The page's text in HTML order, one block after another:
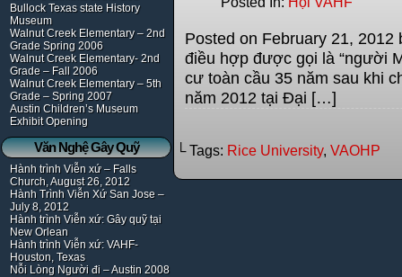
Bullock Texas state History
Museum
Walnut Creek Elementary – 2nd
Grade Spring 2006
Walnut Creek Elementary- 2nd
Grade – Fall 2006
Walnut Creek Elementary – 5th
Grade – Spring 2007
Austin Children’s Museum
Exhibit Opening
Văn Nghệ Gây Quỹ
Hành trình Viễn xứ – Falls
Church, August 26, 2012
Hành Trình Viễn Xứ San Jose –
July 8, 2012
Hành trình Viễn xứ: Gây quỹ tại
New Orlean
Hành trình Viễn xứ: VAHF-
Houston, Texas
Nỗi Lòng Người đi – Austin 2008
Posted on February 21, 2012
điều hợp được gọi là “người
cư toàn cầu 35 năm sau khi
năm 2012 tại Đại […]
└ Tags: Rice University, VAOHP